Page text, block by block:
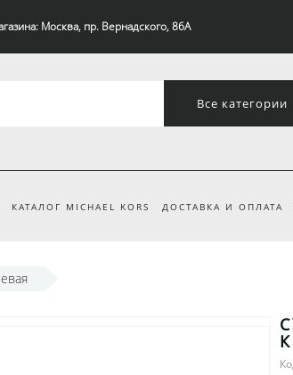
Москва, пр. Вернадского, 86А
Все категории
КАТАЛОГ MICHAEL KORS ДОСТАВКА И ОПЛАТА